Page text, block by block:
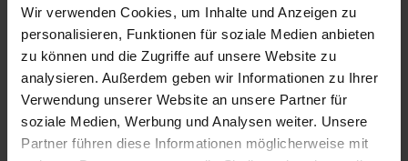
Wir verwenden Cookies, um Inhalte und Anzeigen zu
personalisieren, Funktionen für soziale Medien anbieten
zu können und die Zugriffe auf unsere Website zu
analysieren. Außerdem geben wir Informationen zu Ihrer
Verwendung unserer Website an unsere Partner für
soziale Medien, Werbung und Analysen weiter. Unsere
Partner führen diese Informationen möglicherweise mit
Veranstalter Nachbarschaftszentrum 12
NACHBARSCHAFTSZENTRUM 12